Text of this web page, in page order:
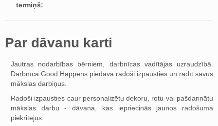
termiņš:
Par dāvanu karti
Jautras nodarbības bērniem, darbnīcas vadītājas uzraudzībā.
Darbnīca Good Happens piedāvā radoši izpausties un radīt savus
mākslas darbiņus.
Radoši izpausties caur personalizētu dekoru, rotu vai pašdarinātu
mākslas darbu - dāvana, kas iepriecinās jaunos radošuma
piekritējus.